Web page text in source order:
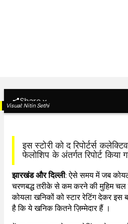
Visual: Nitin Sethi
Share
इस स्टोरी को द रिपोर्टर्स
फेलोशिप के अंतर्गत रिपोर्ट किया
झारखंड और दिल्ली: ऐसे समय में जब
चरणबद्ध तरीके से कम करने की मुहिम चल
कोयला खनिकों को स्टार रेटिंग देकर इस
है कि ये खनिक कितने ज़िम्मेदार हैं ।